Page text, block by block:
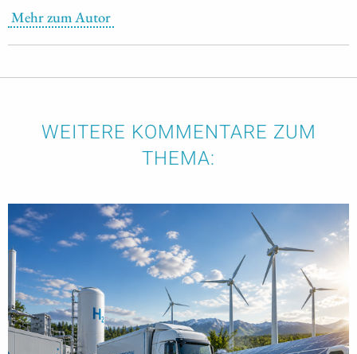
Mehr zum Autor
WEITERE KOMMENTARE ZUM
THEMA: